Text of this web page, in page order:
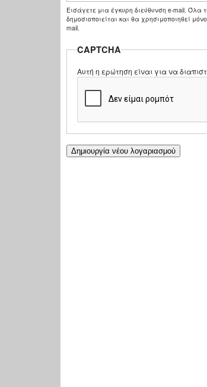
Εισάγετε μια έγκυρη διεύθυνση e-mail. Όλα
δημοσιοποιείται και θα χρησιμοποιηθεί
mail.
CAPTCHA
Αυτή η ερώτηση είναι για να